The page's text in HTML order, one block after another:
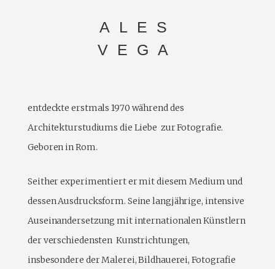
ALES
VEGA
entdeckte erstmals 1970 während des
Architekturstudiums die Liebe zur Fotografie.
Geboren in Rom.
Seither experimentiert er mit diesem Medium und
dessen Ausdrucksform. Seine langjährige, intensive
Auseinandersetzung mit internationalen Künstlern
der verschiedensten Kunstrichtungen,
insbesondere der Malerei, Bildhauerei, Fotografie